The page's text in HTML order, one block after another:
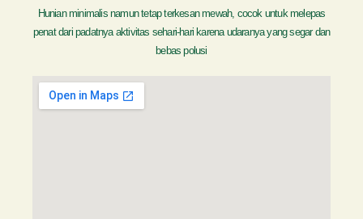
Hunian minimalis namun tetap terkesan mewah, cocok untuk melepas
penat dari padatnya aktivitas sehari-hari karena udaranya yang segar dan
bebas polusi